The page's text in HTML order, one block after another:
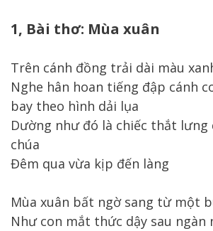
1, Bài thơ: Mùa xuân
Trên cánh đồng trải dài màu
Nghe hân hoan tiếng đập cánh
bay theo hình dải lụa
Dường như đó là chiếc thắt lưng
chúa
Đêm qua vừa kịp đến làng
Mùa xuân bất ngờ sang từ một
Như con mắt thức dậy sau ngàn